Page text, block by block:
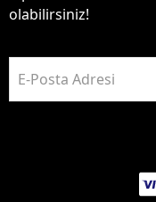
olabilirsiniz!
E-Posta Adresi